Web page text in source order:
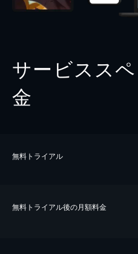
サービスス
金
無料トライアル
無料トライアル後の⽉額料金